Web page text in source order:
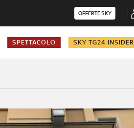
OFFERTE SKY
SPETTACOLO SKY TG24 INSIDER